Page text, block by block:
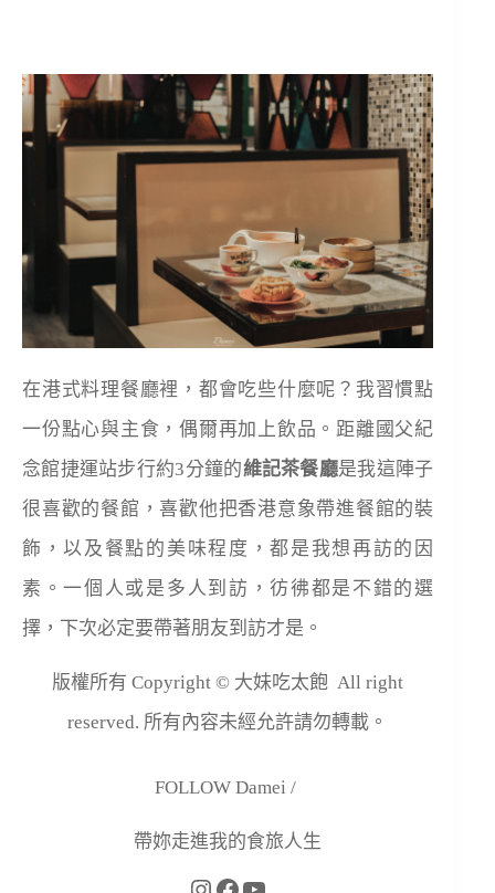
在港式料理餐廳裡，都會吃些什麼呢？我習慣點
一份點心與主食，偶爾再加上飲品。距離國父紀
念館捷運站步行約3分鐘的維記茶餐廳是我這陣子
很喜歡的餐館，喜歡他把香港意象帶進餐館的裝
飾，以及餐點的美味程度，都是我想再訪的因
素。一個人或是多人到訪，彷彿都是不錯的選
擇，下次必定要帶著朋友到訪才是。
版權所有 Copyright © 大妹吃太飽 All right
reserved. 所有內容未經允許請勿轉載。
FOLLOW Damei /
帶妳走進我的食旅人生